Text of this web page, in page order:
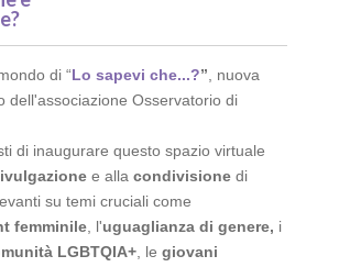
di “Lo sapevi che...?” , nuova
dell'associazione Osservatorio di
di inaugurare questo spazio virtuale
e alla condivisionedi
su temi cruciali come
femminile, l'uguaglianza di genere, i
LGBTQIA+, le giovani